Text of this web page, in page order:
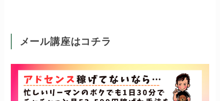
メール講座はコチラ